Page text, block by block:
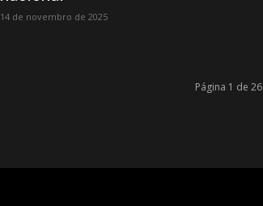
14 de novembro de 2025
Página 1 de 26